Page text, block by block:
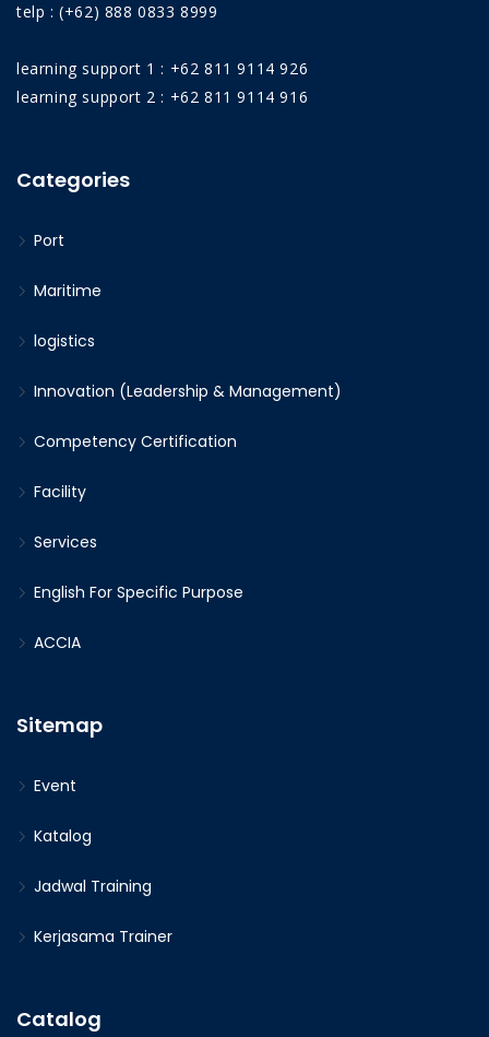
telp : (+62) 888 0833 8999
learning support 1 : +62 811 9114 926
learning support 2 : +62 811 9114 916
Categories
Port
Maritime
logistics
Innovation (Leadership & Management)
Competency Certification
Facility
Services
English For Specific Purpose
ACCIA
Sitemap
Event
Katalog
Jadwal Training
Kerjasama Trainer
Catalog